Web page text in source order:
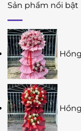
Sản phẩm nổi bật